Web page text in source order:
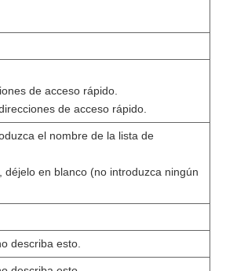
de acceso rápido.
de acceso rápido.
el nombre de la lista de
en blanco (no introduzca ningún
describa esto.